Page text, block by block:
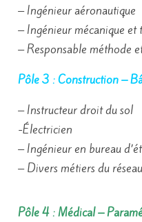
– Ingénieur aéronautique
– Ingénieur mécanique et
– Responsable méthode
Pôle 3 : Construction –
– Instructeur droit du sol
-Électricien
– Ingénieur en bureau
– Divers métiers du
Pôle 4 : Médical –